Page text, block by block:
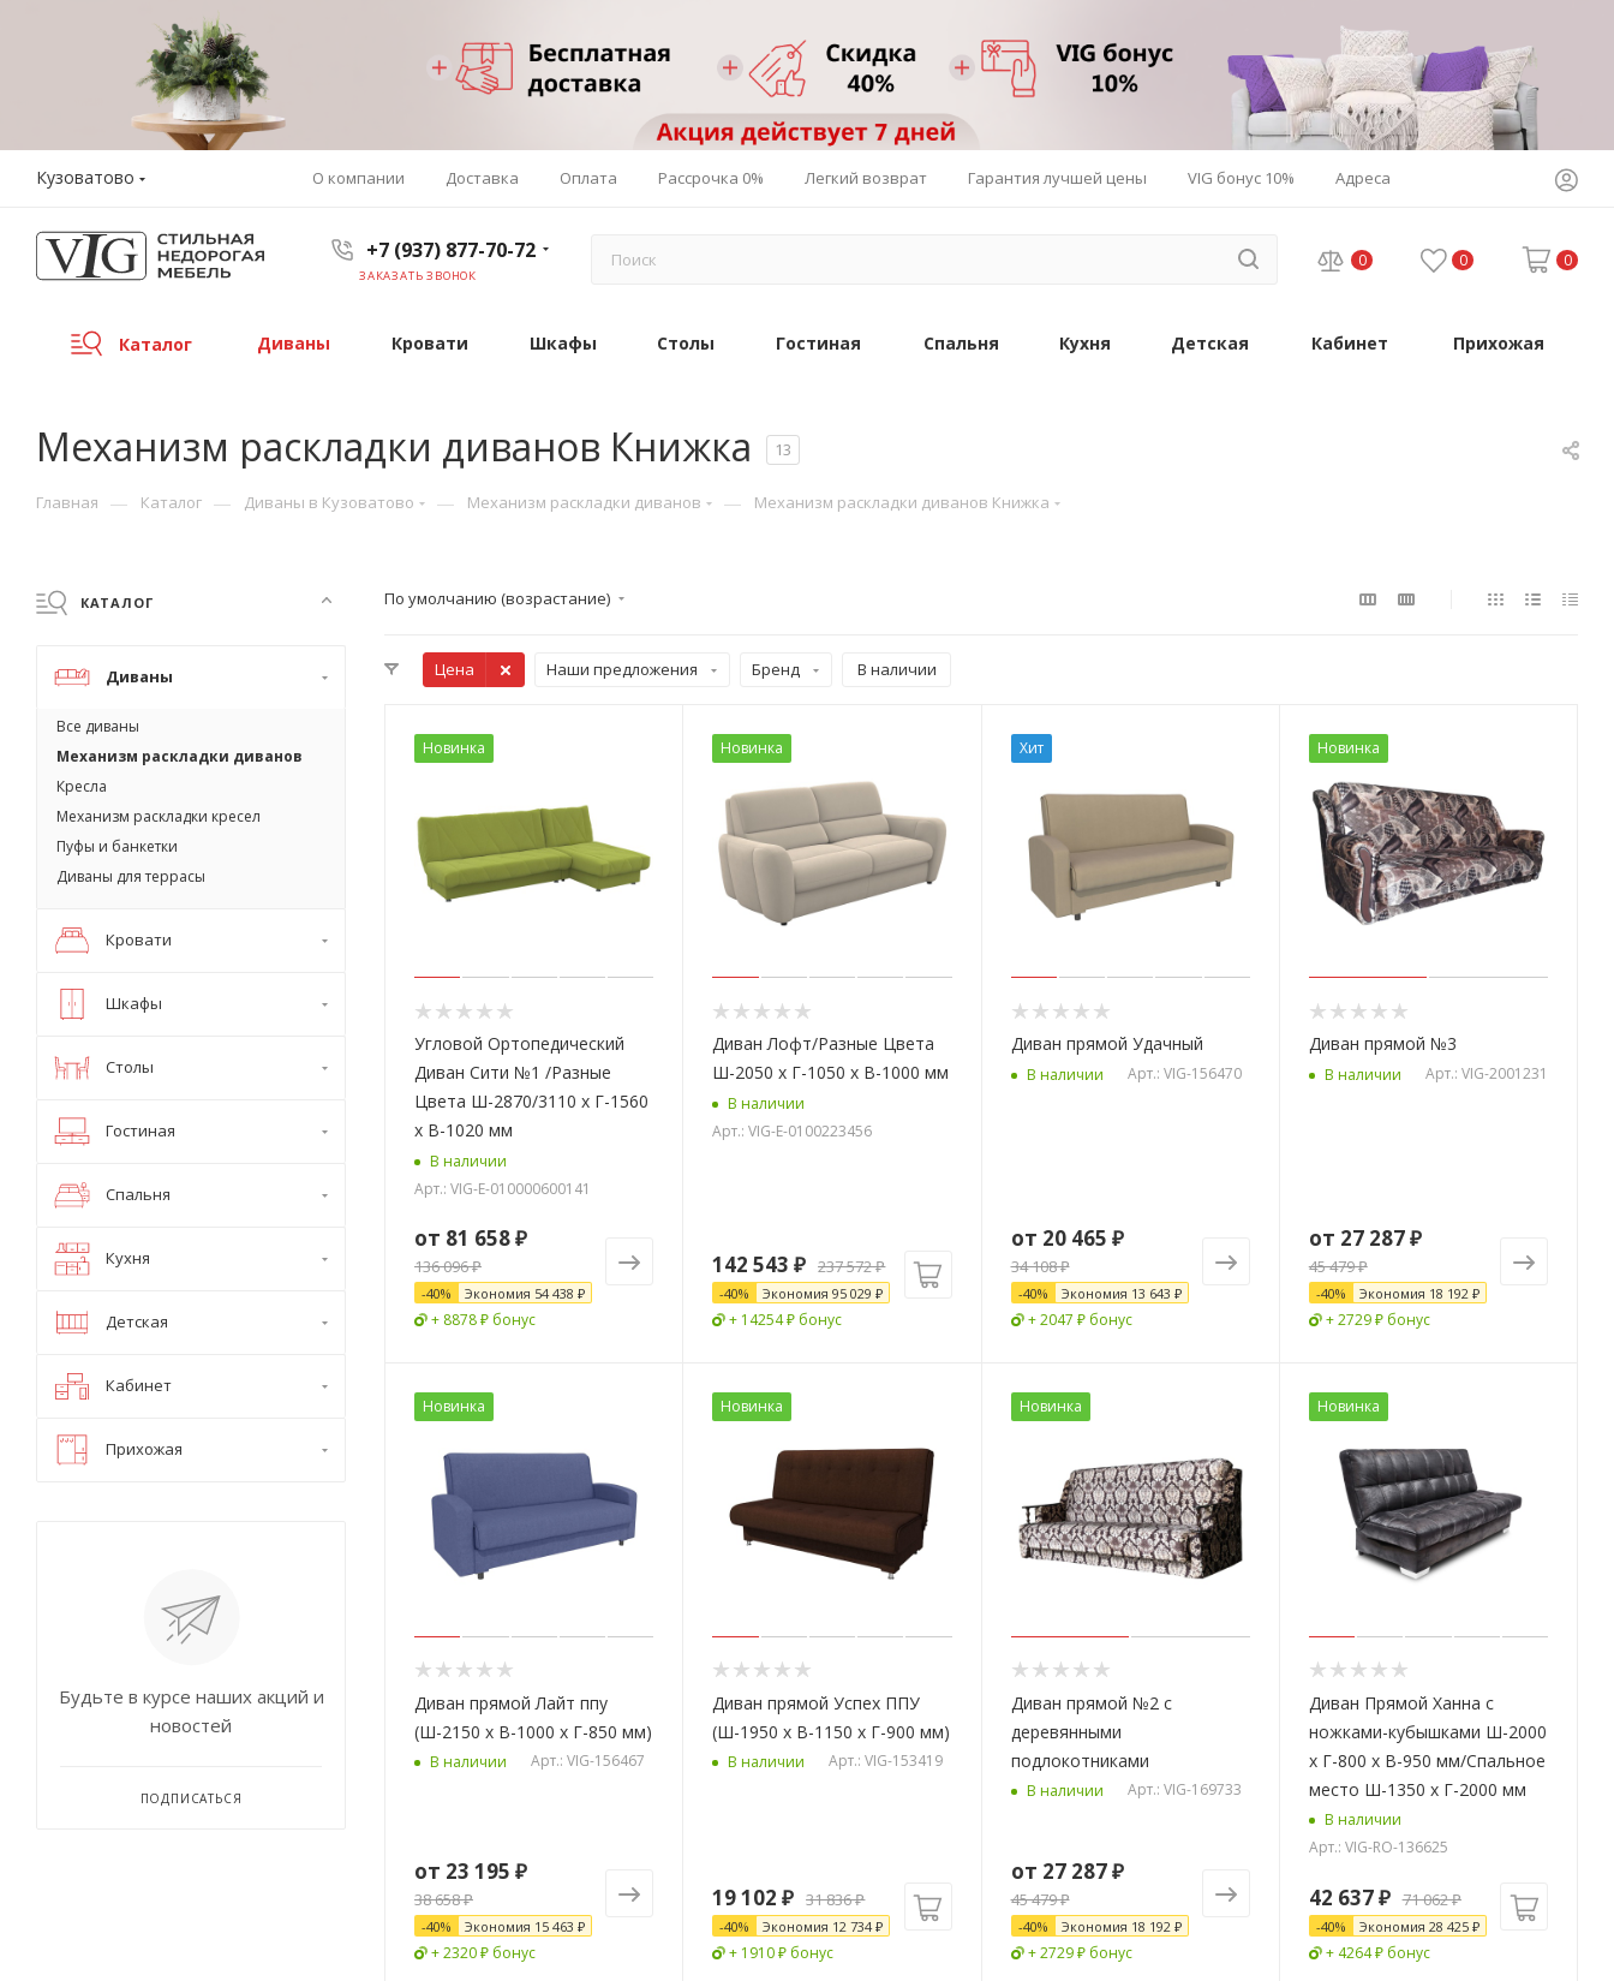
Кузоватово О компании Доставка Оплата Рассрочка 0% Легкий возврат Гарантия лучшей цены VIG бонус 10% Адреса
+7 (937) 877-70-72
ЗАКАЗАТЬ ЗВОНОК
0 0 0
Каталог Диваны Кровати Шкафы Столы Гостиная Спальня Кухня Детская Кабинет Прихожая
Механизм раскладки диванов Книжка 13
Главная — Каталог — Диваны в Кузоватово — Механизм раскладки диванов — Механизм раскладки диванов Книжка
По умолчанию (возрастание)
Цена Наши предложения Бренд В наличии
Новинка
Угловой Ортопедический
Диван Сити №1 /Разные
Цвета Ш-2870/3110 х Г-1560
х В-1020 мм
В наличии
Арт.: VIG-E-010000600141
от 81 658 ₽
136 096 ₽
-40% Экономия 54 438 ₽
+ 8878 ₽ бонус
Новинка
Диван Лофт/Разные Цвета
Ш-2050 х Г-1050 х В-1000 мм
В наличии
Арт.: VIG-E-0100223456
142 543 ₽ 237 572₽
-40% Экономия 95 029 ₽
+ 14254 ₽ бонус
Хит
Диван прямой Удачный
В наличии Арт.: VIG-156470
от 20 465 ₽
34 108 ₽
-40% Экономия 13 643 ₽
+ 2047 ₽ бонус
Новинка
Диван прямой №3
В наличии Арт.: VIG-2001231
от 27 287 ₽
45 479 ₽
-40% Экономия 18 192 ₽
+ 2729 ₽ бонус
Новинка
Диван прямой Лайт ппу
(Ш-2150 х В-1000 х Г-850 мм)
В наличии Арт.: VIG-156467
от 23 195 ₽
38 658 ₽
-40% Экономия 15 463 ₽
+ 2320 ₽ бонус
Новинка
Диван прямой Успех ППУ
(Ш-1950 х В-1150 х Г-900 мм)
В наличии Арт.: VIG-153419
19 102 ₽ 31 836₽
-40% Экономия 12 734₽
+ 1910 ₽ бонус
Новинка
Диван прямой №2 с
деревянными
подлокотниками
В наличии Арт.: VIG-169733
от 27 287 ₽
45 479 ₽
-40% Экономия 18 192 ₽
+ 2729 ₽ бонус
Новинка
Диван Прямой Ханна с
ножками-кубышками Ш-2000
х Г-800 х В-950 мм/Спальное
место Ш-1350 х Г-2000 мм
В наличии
Арт.: VIG-RO-136625
42 637₽ 71 062₽
-40% Экономия 28 425₽
+ 4264 ₽ бонус
КАТАЛОГ
Диваны
Все диваны
Механизм раскладки диванов
Кресла
Механизм раскладки кресел
Пуфы и банкетки
Диваны для террасы
Кровати
Шкафы
Столы
Гостиная
Спальня
Кухня
Детская
Кабинет
Прихожая
Будьте в курсе наших акций и
новостей
ПОДПИСАТЬСЯ